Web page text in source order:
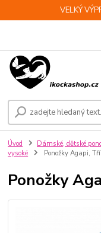
VELKÝ
Úvod Dámské, dětské
vysoké
Ponožky Agapi,
Ponožky